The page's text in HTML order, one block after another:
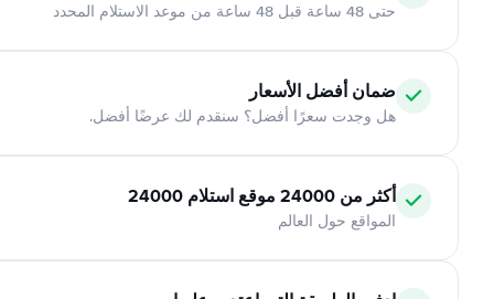
حتى 48 ساعة قبل 48 ساعة من موعد الاستلام المحدد
ضمان أفضل الأسعار
هل وجدت سعرًا أفضل؟ سنقدم لك عرضًا أفضل.
أكثر من 24000 موقع استلام 24000
المواقع حول العالم